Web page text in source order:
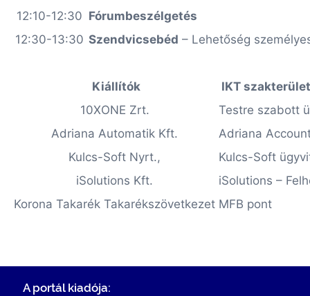
12:10-12:30 Fórumbeszélgetés
12:30-13:30 Szendvicsebéd – Lehetőség
Kiállítók
IKT
10XONE Zrt.
Testre szabott
Adriana Automatik Kft.
Adriana
Kulcs-Soft Nyrt.,
Kulcs-Soft
iSolutions Kft.
iSolutions –
Korona Takarék Takarékszövetkezet MFB pont
A portál kiadója: